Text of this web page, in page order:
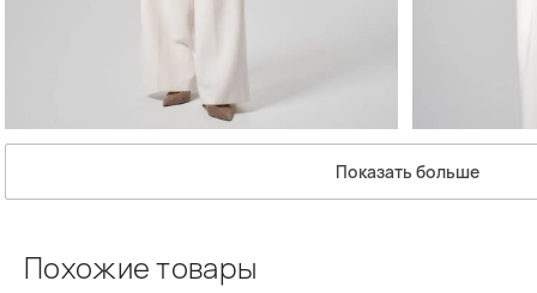
Показать больше
Похожие товары